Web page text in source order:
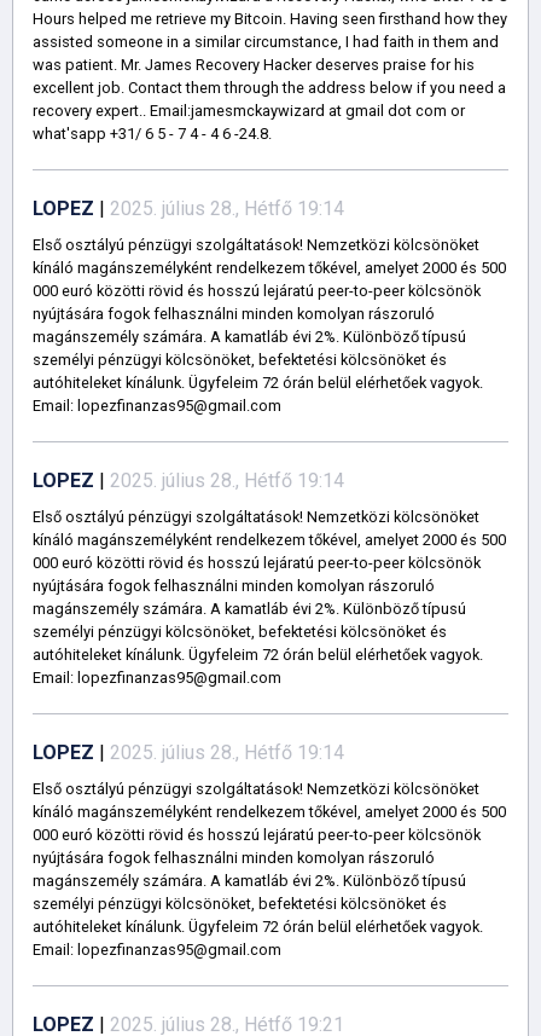
Hours helped me retrieve my Bitcoin. Having seen firsthand how they
assisted someone in a similar circumstance, I had faith in them and
was patient. Mr. James Recovery Hacker deserves praise for his
excellent job. Contact them through the address below if you need a
recovery expert.. Email:jamesmckaywizard at gmail dot com or
what'sapp +31/ 6 5 - 7 4 - 4 6 -24.8.
LOPEZ | 2025. július 28., Hétfő 19:14
Első osztályú pénzügyi szolgáltatások! Nemzetközi kölcsönöket
kínáló magánszemélyként rendelkezem tőkével, amelyet 2000 és 500
000 euró közötti rövid és hosszú lejáratú peer-to-peer kölcsönök
nyújtására fogok felhasználni minden komolyan rászoruló
magánszemély számára. A kamatláb évi 2%. Különböző típusú
személyi pénzügyi kölcsönöket, befektetési kölcsönöket és
autóhiteleket kínálunk. Ügyfeleim 72 órán belül elérhetőek vagyok.
Email: lopezfinanzas95@gmail.com
LOPEZ | 2025. július 28., Hétfő 19:14
Első osztályú pénzügyi szolgáltatások! Nemzetközi kölcsönöket
kínáló magánszemélyként rendelkezem tőkével, amelyet 2000 és 500
000 euró közötti rövid és hosszú lejáratú peer-to-peer kölcsönök
nyújtására fogok felhasználni minden komolyan rászoruló
magánszemély számára. A kamatláb évi 2%. Különböző típusú
személyi pénzügyi kölcsönöket, befektetési kölcsönöket és
autóhiteleket kínálunk. Ügyfeleim 72 órán belül elérhetőek vagyok.
Email: lopezfinanzas95@gmail.com
LOPEZ | 2025. július 28., Hétfő 19:14
Első osztályú pénzügyi szolgáltatások! Nemzetközi kölcsönöket
kínáló magánszemélyként rendelkezem tőkével, amelyet 2000 és 500
000 euró közötti rövid és hosszú lejáratú peer-to-peer kölcsönök
nyújtására fogok felhasználni minden komolyan rászoruló
magánszemély számára. A kamatláb évi 2%. Különböző típusú
személyi pénzügyi kölcsönöket, befektetési kölcsönöket és
autóhiteleket kínálunk. Ügyfeleim 72 órán belül elérhetőek vagyok.
Email: lopezfinanzas95@gmail.com
LOPEZ | 2025. július 28., Hétfő 19:21